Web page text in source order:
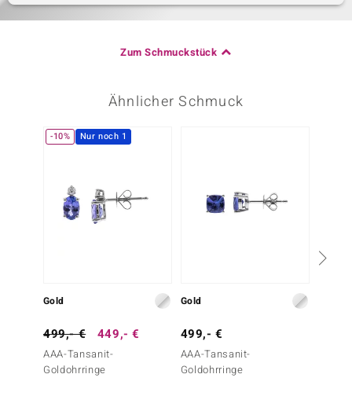
Zum Schmuckstück
Ähnlicher Schmuck
-10% Nur noch 1
Gold
499,- € 449,- €
AAA-Tansanit-
Goldohrringe
Gold
499,- €
AAA-Tansanit-
Goldohrringe